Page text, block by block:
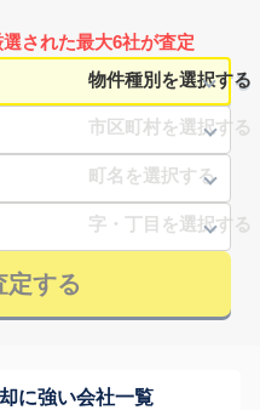
された最大6社が査定
定する
に強い会社一覧